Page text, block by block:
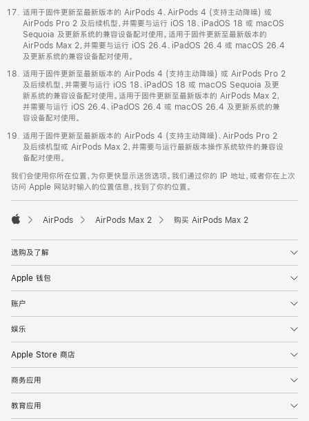
适用于固件更新至最新版本的 AirPods 4、AirPods 4 (支持主动降噪) 或
AirPods Pro 2 及后续机型，并需要与运行 iOS 18、iPadOS 18 或 macOS
Sequoia 及更新系统的兼容设备配对使用。适用于固件更新至最新版本的
AirPods Max 2，并需要与运行 iOS 26.4、iPadOS 26.4 或 macOS 26.4
及更新系统的兼容设备配对使用。
适用于固件更新至最新版本的 AirPods 4 (支持主动降噪) 或 AirPods Pro 2
及后续机型，并需要与运行 iOS 18、iPadOS 18 或 macOS Sequoia 及更
新系统的兼容设备配对使用。适用于固件更新至最新版本的 AirPods Max 2，
并需要与运行 iOS 26.4、iPadOS 26.4 或 macOS 26.4 及更新系统的兼
容设备配对使用。
适用于固件更新至最新版本的 AirPods 4 (支持主动降噪)、AirPods Pro 2
及后续机型或 AirPods Max 2，并需要与运行最新版本操作系统软件的兼容设
备配对使用。
我们会使用你所在位置，为你更快显示送货选项。我们通过你的 IP 地址，或者你在上次
访问 Apple 网站时输入的位置信息，找到了你的位置。
AirPods AirPods Max 2 购买 AirPods Max 2
选购及了解
Apple 钱包
账户
娱乐
Apple Store 商店
商务应用
教育应用